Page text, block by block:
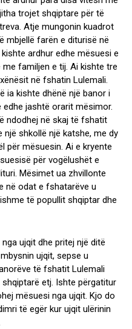
trojet shqiptare për të
Atje mungonin kuadrot
mbjellë farën e diturisë në
ardhur edhe mësuesi e
familjen e tij. Ai kishte tre
në fshatin Lulemali.
ia kishte dhënë një banor i
jashtë orarit mësimor.
ndodhej në skaj të fshatit
një shkollë një katshe, me dy
për mësuesin. Ai e kryente
për vogëlushët e
Mësimet ua zhvillonte
në odat e fshatarëve u
të popullit shqiptar dhe
ujqit dhe pritej një ditë
ujqit, sepse u
të fshatit Lulemali
etj. Ishte përgatitur
mësuesi nga ujqit. Kjo do
të egër kur ujqit ulërinin